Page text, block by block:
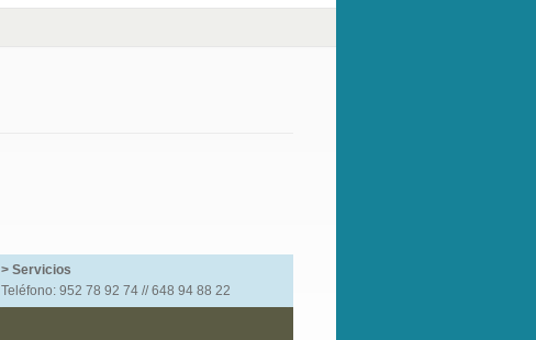
> Servicios
Teléfono: 952 78 92 74 // 648 94 88 22